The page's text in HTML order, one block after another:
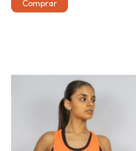
Comprar